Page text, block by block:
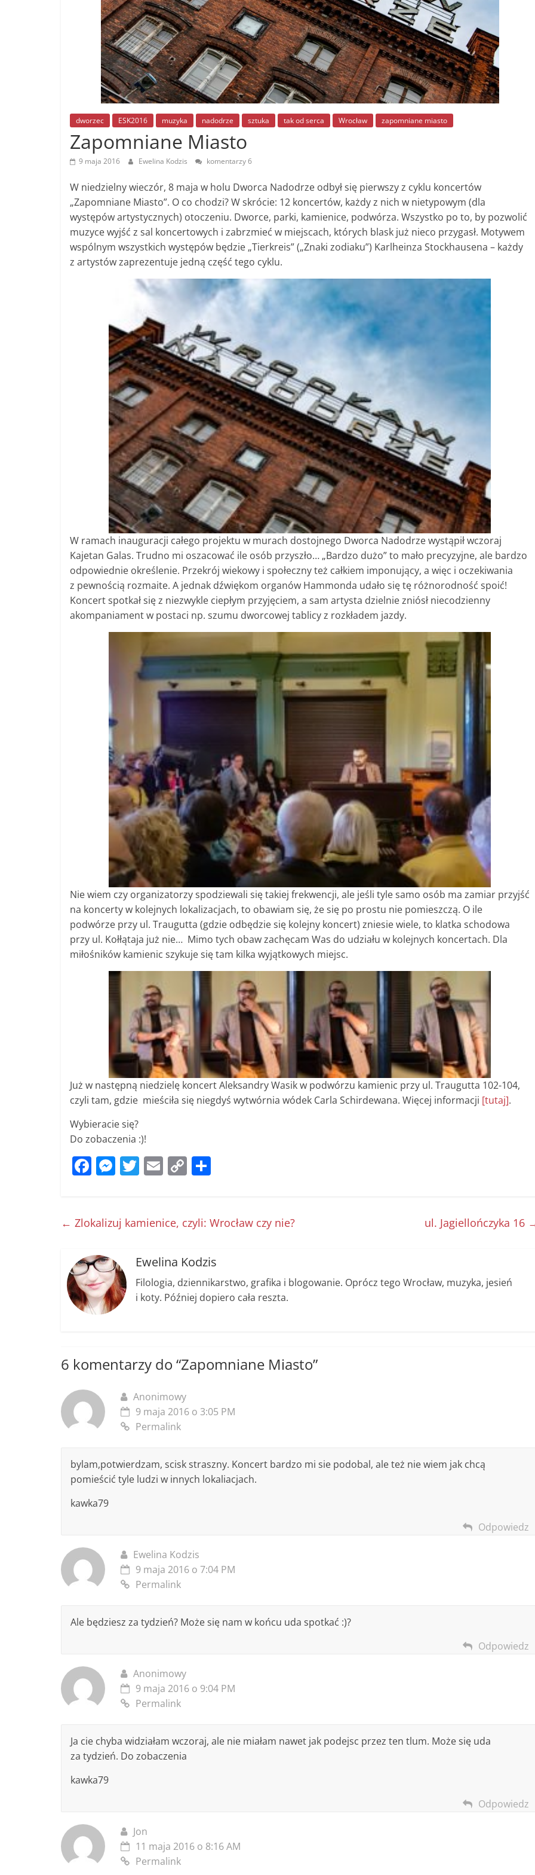
dworzec ESK2016 muzyka nadodrze sztuka tak od serca Wrocław zapomniane miasto
Zapomniane Miasto
9 maja 2016 Ewelina Kodzis komentarzy 6
W niedzielny wieczór, 8 maja w holu Dworca Nadodrze odbył się pierwszy z cyklu koncertów
„Zapomniane Miasto”. O co chodzi? W skrócie: 12 koncertów, każdy z nich w nietypowym (dla
występów artystycznych) otoczeniu. Dworce, parki, kamienice, podwórza. Wszystko po to, by pozwolić
muzyce wyjść z sal koncertowych i zabrzmieć w miejscach, których blask już nieco przygasł. Motywem
wspólnym wszystkich występów będzie „Tierkreis” („Znaki zodiaku”) Karlheinza Stockhausena – każdy
z artystów zaprezentuje jedną część tego cyklu.
W ramach inauguracji całego projektu w murach dostojnego Dworca Nadodrze wystąpił wczoraj
Kajetan Galas. Trudno mi oszacować ile osób przyszło… „Bardzo dużo” to mało precyzyjne, ale bardzo
odpowiednie określenie. Przekrój wiekowy i społeczny też całkiem imponujący, a więc i oczekiwania
z pewnością rozmaite. A jednak dźwiękom organów Hammonda udało się tę różnorodność spoić!
Koncert spotkał się z niezwykle ciepłym przyjęciem, a sam artysta dzielnie zniósł niecodzienny
akompaniament w postaci np. szumu dworcowej tablicy z rozkładem jazdy.
Nie wiem czy organizatorzy spodziewali się takiej frekwencji, ale jeśli tyle samo osób ma zamiar przyjść
na koncerty w kolejnych lokalizacjach, to obawiam się, że się po prostu nie pomieszczą. O ile
podwórze przy ul. Traugutta (gdzie odbędzie się kolejny koncert) zniesie wiele, to klatka schodowa
przy ul. Kołłątaja już nie… Mimo tych obaw zachęcam Was do udziału w kolejnych koncertach. Dla
miłośników kamienic szykuje się tam kilka wyjątkowych miejsc.
Już w następną niedzielę koncert Aleksandry Wasik w podwórzu kamienic przy ul. Traugutta 102-104,
czyli tam, gdzie mieściła się niegdyś wytwórnia wódek Carla Schirdewana. Więcej informacji [tutaj].
Wybieracie się?
Do zobaczenia :)!
F
e
o
o
k
M
e
g
er
T
er
E
l
C
y
n
k
e
← Zlokalizuj kamienice, czyli: Wrocław czy nie? ul. Jagiellończyka 16
Ewelina Kodzis
Filologia, dziennikarstwo, grafika i blogowanie. Oprócz tego Wrocław, muzyka, jesień
i koty. Później dopiero cała reszta.
6 komentarzy do “Zapomniane Miasto”
Anonimowy
9 maja 2016 o 3:05 PM
Permalink
bylam,potwierdzam, scisk straszny. Koncert bardzo mi sie podobal, ale też nie wiem jak chcą
pomieścić tyle ludzi w innych lokaliacjach.
kawka79
Odpowiedz
Ewelina Kodzis
9 maja 2016 o 7:04 PM
Permalink
Ale będziesz za tydzień? Może się nam w końcu uda spotkać :)?
Odpowiedz
Anonimowy
9 maja 2016 o 9:04 PM
Permalink
Ja cie chyba widziałam wczoraj, ale nie miałam nawet jak podejsc przez ten tlum. Może się uda
za tydzień. Do zobaczenia
kawka79
Odpowiedz
Jon
11 maja 2016 o 8:16 AM
Permalink